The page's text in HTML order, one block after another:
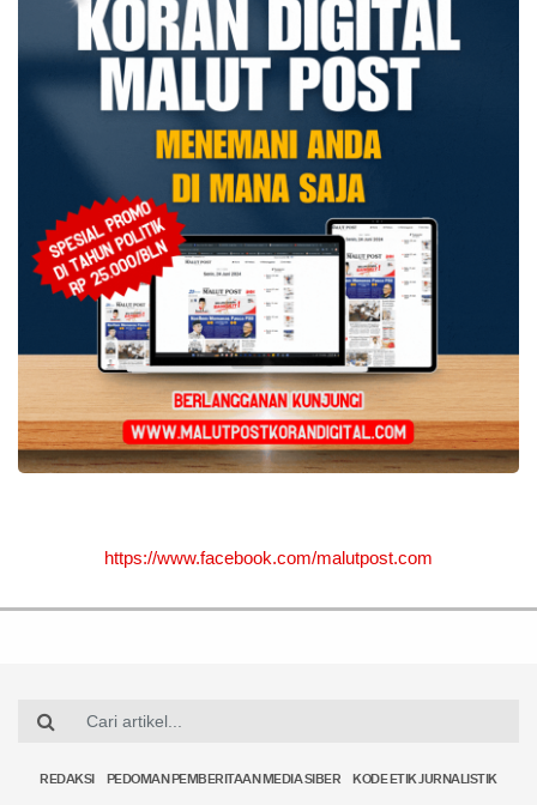
https://www.facebook.com/malutpost.com
REDAKSI PEDOMAN PEMBERITAAN MEDIA SIBER KODE ETIK JURNALISTIK